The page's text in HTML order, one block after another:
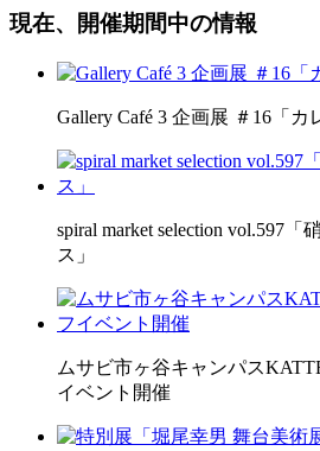
現在、開催期間中の情報
Gallery Café 3 企画展 ＃16「カ
spiral market selection vol.597「
ス」
ムサビ市ヶ谷キャンパス
イベント開催